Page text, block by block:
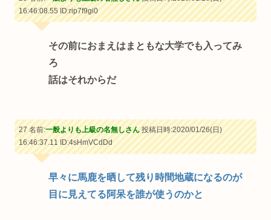
16:46:08.55ID:rip7f9gi0
その前におまえはまともな大学でも入ってみ
ろ
話はそれからだ
27 名前:一般よりも上級の名無しさん投稿日時:2020/01/26(日)
16:46:37.11ID:4sHmVCdDd
早々に馬鹿を晒して残り時間地蔵になるのが
目に見えてる阿呆を誰が使うのかと